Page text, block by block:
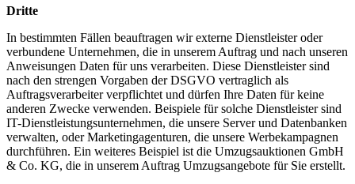
Dritte
In bestimmten Fällen beauftragen wir externe Dienstleister oder
verbundene Unternehmen, die in unserem Auftrag und nach unseren
Anweisungen Daten für uns verarbeiten. Diese Dienstleister sind
nach den strengen Vorgaben der DSGVO vertraglich als
Auftragsverarbeiter verpflichtet und dürfen Ihre Daten für keine
anderen Zwecke verwenden. Beispiele für solche Dienstleister sind
IT-Dienstleistungsunternehmen, die unsere Server und Datenbanken
verwalten, oder Marketingagenturen, die unsere Werbekampagnen
durchführen. Ein weiteres Beispiel ist die Umzugsauktionen GmbH
& Co. KG, die in unserem Auftrag Umzugsangebote für Sie erstellt.